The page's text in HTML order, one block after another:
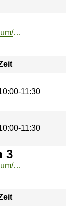
https://buchung.hochschulsport-potsdam.de/angebote/aktueller_zeitraum/_Padel__-_Spielkurs.html
11:30
11:30
3
https://buchung.hochschulsport-potsdam.de/angebote/aktueller_zeitraum/_Match__und__Sweat_-_Basketball-Turnier_3_gegen_3.html